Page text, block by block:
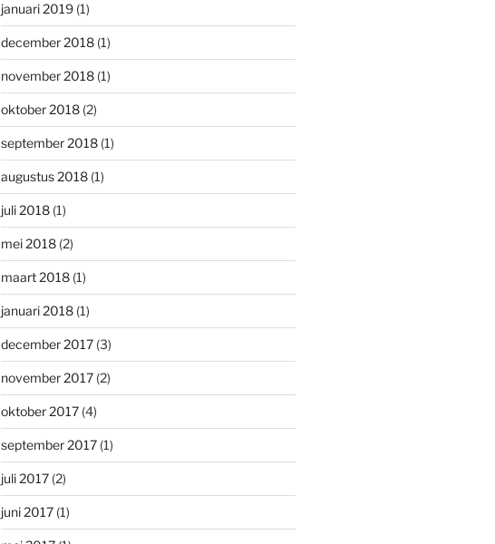
januari 2019(1)
december 2018(1)
november 2018(1)
oktober 2018(2)
september 2018(1)
augustus 2018(1)
juli 2018(1)
mei 2018(2)
maart 2018(1)
januari 2018(1)
december 2017(3)
november 2017(2)
oktober 2017(4)
september 2017(1)
juli 2017(2)
juni 2017(1)